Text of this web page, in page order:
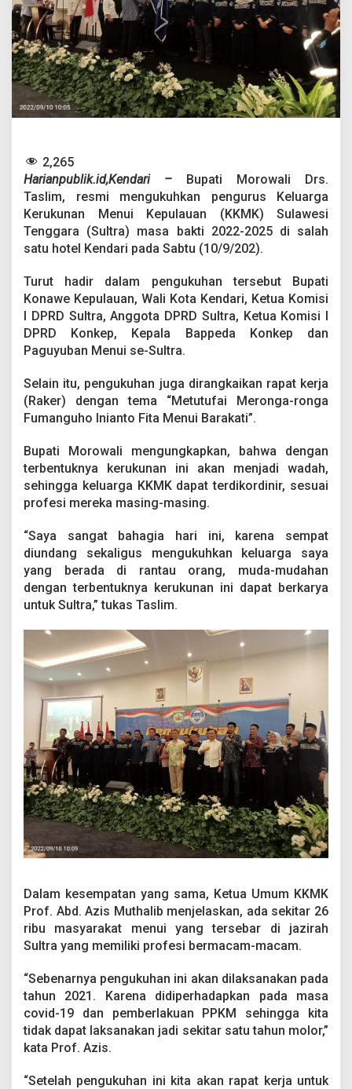
u
h
n
P
e
n
g
s
K
K
M
K
S
t
r
P
e
r
o
d
e
2
2
-
2
5
2,265
Harianpublik.id,Kendari –
Bupati Morowali Drs.
Taslim, resmi mengukuhkan pengurus Keluarga
Kerukunan Menui Kepulauan (KKMK) Sulawesi
Tenggara (Sultra) masa bakti 2022-2025 di salah
satu hotel Kendari pada Sabtu (10/9/202).
Turut hadir dalam pengukuhan tersebut Bupati
Konawe Kepulauan, Wali Kota Kendari, Ketua Komisi
I DPRD Sultra, Anggota DPRD Sultra, Ketua Komisi I
DPRD Konkep, Kepala Bappeda Konkep dan
Paguyuban Menui se-Sultra.
Selain itu, pengukuhan juga dirangkaikan rapat kerja
(Raker) dengan tema “Metutufai Meronga-ronga
Fumanguho Inianto Fita Menui Barakati”.
Bupati Morowali mengungkapkan, bahwa dengan
terbentuknya kerukunan ini akan menjadi wadah,
sehingga keluarga KKMK dapat terdikordinir, sesuai
profesi mereka masing-masing.
“Saya sangat bahagia hari ini, karena sempat
diundang sekaligus mengukuhkan keluarga saya
yang berada di rantau orang, muda-mudahan
dengan terbentuknya kerukunan ini dapat berkarya
untuk Sultra,” tukas Taslim.
Dalam kesempatan yang sama, Ketua Umum KKMK
Prof. Abd. Azis Muthalib menjelaskan, ada sekitar 26
ribu masyarakat menui yang tersebar di jazirah
Sultra yang memiliki profesi bermacam-macam.
“Sebenarnya pengukuhan ini akan dilaksanakan pada
tahun 2021. Karena didiperhadapkan pada masa
covid-19 dan pemberlakuan PPKM sehingga kita
tidak dapat laksanakan jadi sekitar satu tahun molor,”
kata Prof. Azis.
“Setelah pengukuhan ini kita akan rapat kerja untuk